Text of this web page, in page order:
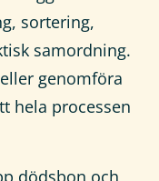
sortering,
samordning.
genomföra
hela processen
dödsbon och